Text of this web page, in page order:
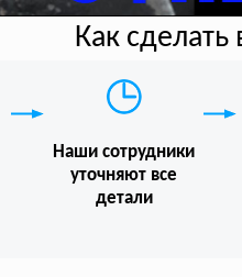
Как
Наши сотрудники
уточняют все
детали